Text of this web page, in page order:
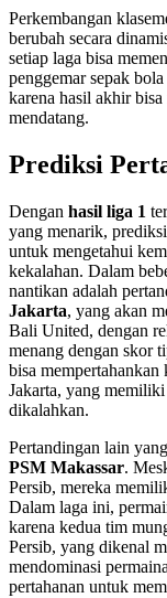
Perkembangan
berubah secara
setiap laga bisa
penggemar sepak
karena hasil akhir
mendatang.
Prediksi
Dengan hasil liga 1
yang menarik,
untuk mengetahui
kekalahan. Dalam
nantikan adalah
Jakarta, yang akan
Bali United, dengan
menang dengan skor
bisa mempertahankan
Jakarta, yang
dikalahkan.
Pertandingan lain
PSM Makassar.
Persib, mereka
Dalam laga ini,
karena kedua tim
Persib, yang dikenal
mendominasi
pertahanan untuk